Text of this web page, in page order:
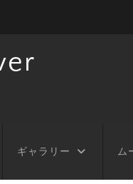
ギャラリー ム